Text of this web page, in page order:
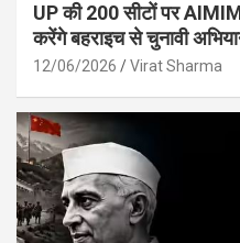
UP की 200 सीटों पर
करेंगे बहराइच से चुनावी
12/06/2026 Virat Sharma